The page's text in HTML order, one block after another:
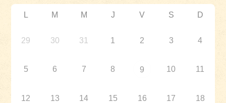
L M M J V S D
29 30 31 1 2 3 4
5 6 7 8 9 10 11
12 13 14 15 16 17 18